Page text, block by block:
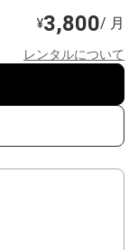
¥3,800/ 月
レンタルについて